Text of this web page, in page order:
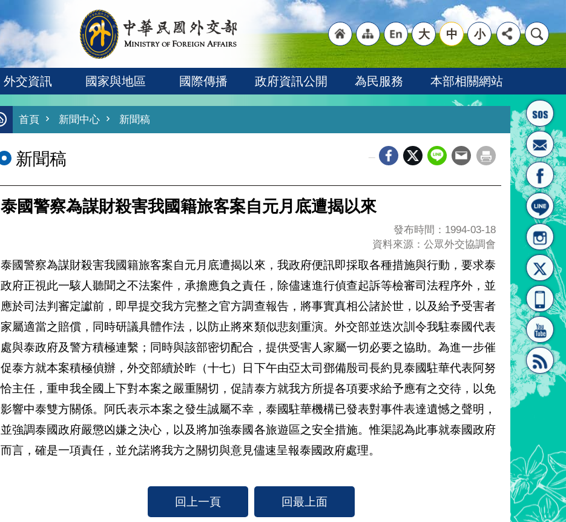
首頁
[連
結]"
"網
站導
覽
[連
"英
文語
系"
大 中 小
外交資訊 國家與地區 國際傳播 政府資訊公開 為民服務 本部相關網站
首頁 新聞中心 新聞稿
新聞稿
泰國警察為謀財殺害我國籍旅客案自元月底遭揭以來
發布時間：1994-03-18
資料來源：公眾外交協調會
泰國警察為謀財殺害我國籍旅客案自元月底遭揭以來，我政府便訊即採取各種措施與行動，要求泰
政府正視此一駭人聽聞之不法案件，承擔應負之責任，除儘速進行偵查起訴等檢審司法程序外，並
應於司法判審定讞前，即早提交我方完整之官方調查報告，將事實真相公諸於世，以及給予受害者
家屬適當之賠償，同時研議具體作法，以防止將來類似悲刻重演。外交部並迭次訓令我駐泰國代表
處與泰政府及警方積極連繫；同時與該部密切配合，提供受害人家屬一切必要之協助。為進一步催
促泰方就本案積極偵辦，外交部續於昨（十七）日下午由亞太司鄧備殷司長約見泰國駐華代表阿努
恰主任，重申我全國上下對本案之嚴重關切，促請泰方就我方所提各項要求給予應有之交待，以免
影響中泰雙方關係。阿氏表示本案之發生誠屬不幸，泰國駐華機構已發表對事件表達遺憾之聲明，
並強調泰國政府嚴懲凶嫌之決心，以及將加強泰國各旅遊區之安全措施。惟渠認為此事就泰國政府
而言，確是一項責任，並允諾將我方之關切與意見儘速呈報泰國政府處理。
回上一頁 回最上面